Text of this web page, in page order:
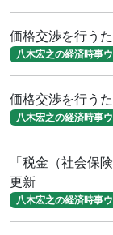
価格交渉を行う
八木宏之の経済時事
価格交渉を行う
八木宏之の経済時事
「税金（社会保
更新
八木宏之の経済時事